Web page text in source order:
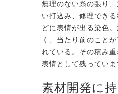
無理のない糸の張り
い打込み、修理でき
どに表情が出る染色
く、当たり前のこと
れている。その積み
表情として残っていま
素材開発に